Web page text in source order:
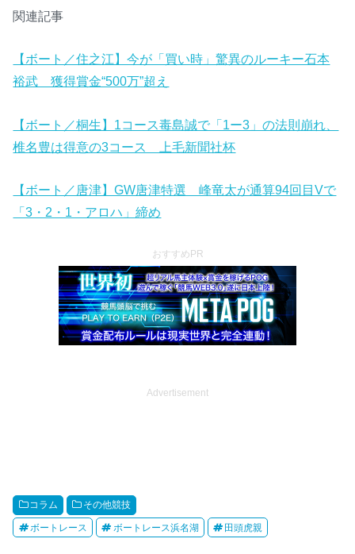
関連記事
【ボート／住之江】今が「買い時」驚異のルーキー石本
裕武 獲得賞金“500万”超え
【ボート／桐生】1コース毒島誠で「1ー3」の法則崩れ、
椎名豊は得意の3コース 上毛新聞社杯
【ボート／唐津】GW唐津特選 峰竜太が通算94回目Vで
「3・2・1・アロハ」締め
おすすめPR
Advertisement
コラム その他競技
ボートレース ボートレース浜名湖 田頭虎親